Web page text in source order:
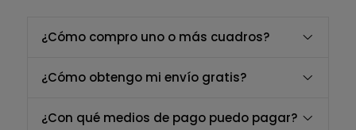
¿Cómo compro uno o más cuadros?
¿Cómo obtengo mi envío gratis?
¿Con qué medios de pago puedo pagar?